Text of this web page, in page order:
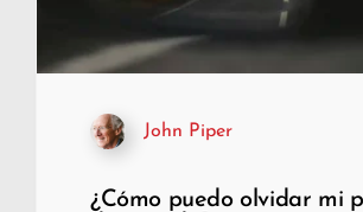
John Piper
¿Cómo puedo olvidar mi